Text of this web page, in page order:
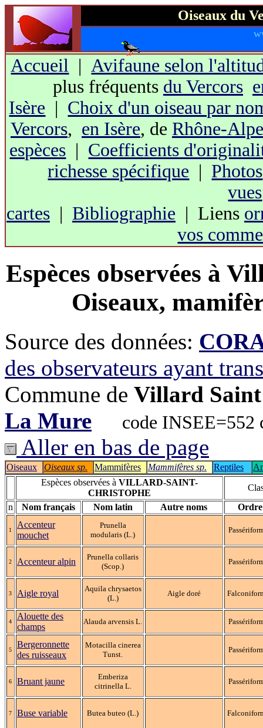
Oiseaux du
Accueil |Avifaune selon
plus fréquents du Vercors
Isère | Choix d'un oiseau par
Vercors, en Isère, de Rhône-
espèces | Coefficients
richesse spécifique | Photos
vues
cartes | Bibliographie | Liens
vos
Espèces observées à
Oiseaux,
Source des données:
des observateurs ayant
Commune de Villard
La Mure
code INSEE=552
Aller en bas de page
Oiseaux Oiseaux sp. Mammifères Mammifères sp. Reptiles
Espèces observées à VILLARD-SAINT-
CHRISTOPHE
n
Nom français Nom latin Autre noms Ordre
1
Accenteur
mouchet
Prunella
modularis (L.)
2 Accenteur alpin
Prunella collaris
(Scop.)
3 Aigle royal
Aquila chrysaetos
(L.)
Aigle doré
4
Alouette des
champs
Alauda arvensis L.
5
Bergeronnette
des ruisseaux
Motacilla cinerea
Tunst.
6 Bruant jaune
Emberiza
citrinella L.
7 Buse variable Butea buteo (L.)